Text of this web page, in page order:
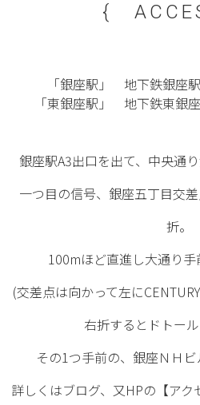
{
「銀座駅」 地下鉄銀座
「東銀座駅」 地下鉄東銀
銀座駅A3出口を出て、中央通
一つ目の信号、銀座五丁目交
折。
100mほど直進し大通り手
(交差点は向かって左に
右折するとドトール
その1つ手前の、銀座ＮＨビ
詳しくはブログ、又HPの【ア